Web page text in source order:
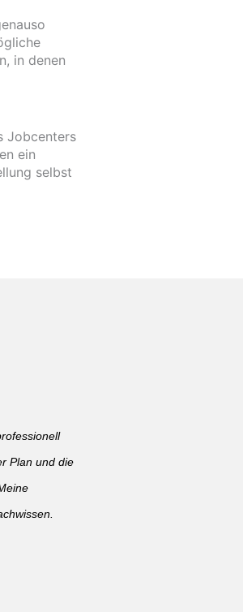
in denen
Jobcenters
ein
selbst
Plan und die